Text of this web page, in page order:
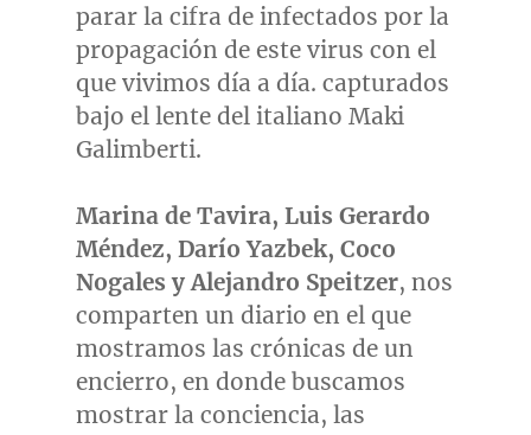
parar la cifra de infectados por la
propagación de este virus con el
que vivimos día a día. capturados
bajo el lente del italiano Maki
Galimberti.
Marina de Tavira, Luis Gerardo
Méndez, Darío Yazbek, Coco
Nogales y Alejandro Speitzer, nos
comparten un diario en el que
mostramos las crónicas de un
encierro, en donde buscamos
mostrar la conciencia, las